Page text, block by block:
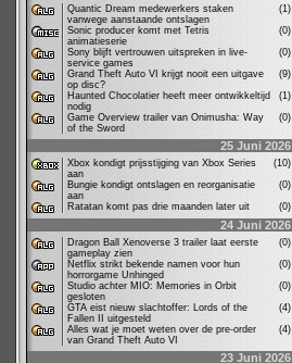
Quantic Dream medewerkers staken
vanwege aanstaande ontslagen
(1)
Sonic producer komt met Tetris
animatieserie
(0)
Sony blijft vertrouwen uitspreken in live-
service games
(0)
Grand Theft Auto VI krijgt nooit een uitgave
op disc?
(9)
Haunted Chocolatier heeft meer ontwikkeltijd
nodig
(1)
Game Overview trailer van Onimusha: Way
of the Sword
(0)
25 Juni 2026
Xbox kondigt prijsstijging van Xbox Series
aan
(10)
Bungie kondigt ontslagen en reorganisatie
aan
(0)
Ratatan komt pas drie maanden later uit
(0)
24 Juni 2026
Dragon Ball Xenoverse 3 trailer laat eerste
gameplay zien
(0)
Netflix strikt bekende namen voor hun
horrorgame Unhinged
(0)
Studio achter MIO: Memories in Orbit
gesloten
(0)
GTA eist nieuw slachtoffer: Lords of the
Fallen II uitgesteld
(4)
Alles wat je moet weten over de pre-order
van Grand Theft Auto VI
(4)
23 Juni 2026